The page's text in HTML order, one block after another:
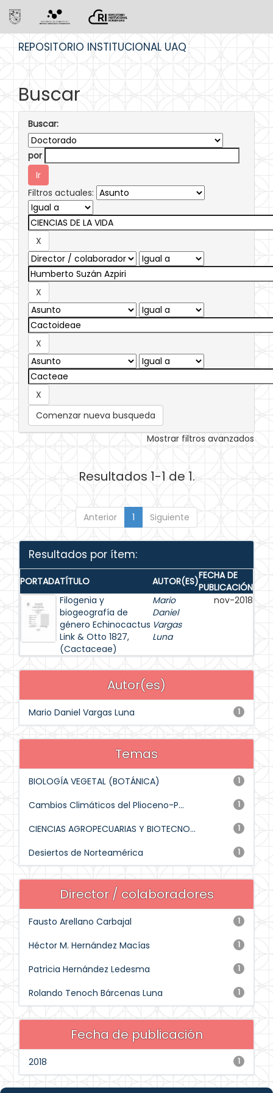
REPOSITORIO INSTITUCIONAL UAQ
Buscar
Buscar:
por
Filtros actuales:
Comenzar nueva busqueda
Mostrar filtros avanzados
Resultados 1-1 de 1.
Anterior 1 Siguiente
Resultados por ítem:
PORTADATÍTULO AUTOR(ES)FECHA DE
PUBLICACIÓN
Filogenia y
biogeografía de
género Echinocactus
Link & Otto 1827,
(Cactaceae)
Mario
Daniel
Vargas
Luna
nov-2018
Autor(es)
1
Mario Daniel Vargas Luna
Temas
1
BIOLOGÍA VEGETAL (BOTÁNICA)
1
Cambios Climáticos del Plioceno-P...
1
CIENCIAS AGROPECUARIAS Y BIOTECNO...
1
Desiertos de Norteamérica
Director / colaboradores
1
Fausto Arellano Carbajal
1
Héctor M. Hernández Macías
1
Patricia Hernández Ledesma
1
Rolando Tenoch Bárcenas Luna
Fecha de publicación
1
2018